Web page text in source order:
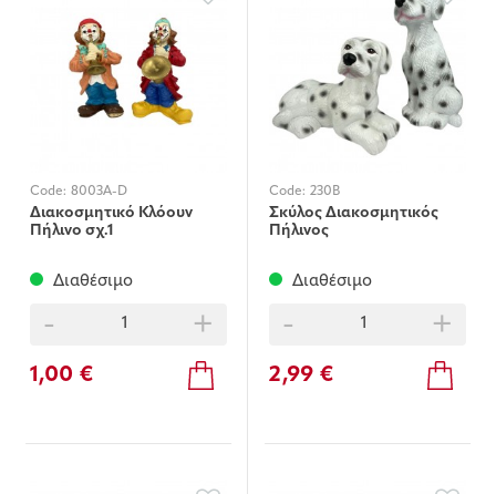
Code: 8003A-D
Διακοσμητικό Κλόουν
Πήλινο σχ.1
Διαθέσιμο
- +
1,00 €
Code: 230B
Σκύλος Διακοσμητικός
Πήλινος
Διαθέσιμο
- +
2,99 €